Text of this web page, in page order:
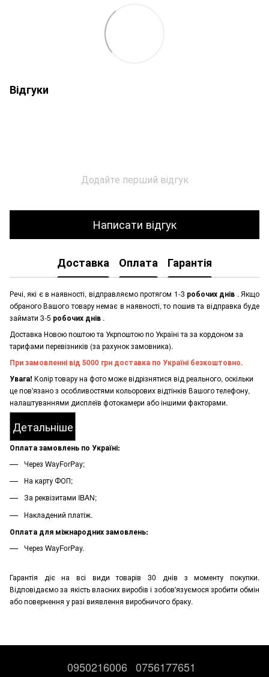
Відгуки
Додайте перший відгук
Написати відгук
Доставка Оплата Гарантія
Речі, які є в наявності, відправляємо протягом 1-3 робочих днів . Якщо
обраного Вашого товару немає в наявності, то пошив та відправка буде
займати 3-5 робочих днів .
Доставка Новою поштою та Укрпоштою по Україні та за кордоном за
тарифами перевізників (за рахунок замовника).
При замовленні від 5000 грн доставка по Україні безкоштовно.
Увага! Колір товару на фото може відрізнятися від реального, оскільки
це пов'язано з особливостями кольорових відтінків Вашого телефону,
налаштуваннями дисплеїв фотокамери або іншими факторами.
Детальніше
Оплата замовлень по Україні:
Через WayForPay;
На карту ФОП;
За реквізитами IBAN;
Накладений платіж.
Оплата для міжнародних замовлень:
Через WayForPay.
Гарантія діє на всі види товарів 30 днів з моменту покупки.
Відповідаємо за якість власних виробів і зобов'язуємося зробити обмін
або повернення у разі виявлення виробничого браку.
0950216006 0756177651